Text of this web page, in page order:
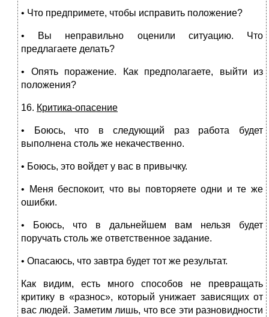
• Что предпримете, чтобы исправить положение?
• Вы неправильно оценили ситуацию. Что
предлагаете делать?
• Опять поражение. Как предполагаете, выйти из
положения?
16. Критика-опасение
• Боюсь, что в следующий раз работа будет
выполнена столь же некачественно.
• Боюсь, это войдет у вас в привычку.
• Меня беспокоит, что вы повторяете одни и те же
ошибки.
• Боюсь, что в дальнейшем вам нельзя будет
поручать столь же ответственное задание.
• Опасаюсь, что завтра будет тот же результат.
Как видим, есть много способов не превращать
критику в «разнос», который унижает зависящих от
вас людей. Заметим лишь, что все эти разновидности